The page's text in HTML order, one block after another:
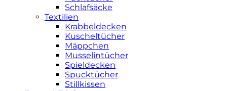
Schlafsäcke
Textilien
Krabbeldecken
Kuscheltücher
Mäppchen
Musselintücher
Spieldecken
Spucktücher
Stillkissen